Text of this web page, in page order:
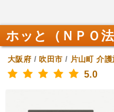
ホッと（ＮＰＯ法
大阪府 / 吹田市 / 片山町 介護
5.0